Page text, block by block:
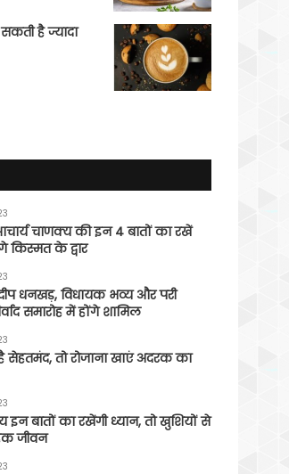
है ज्यादा
चाणक्य की इन 4 बातों का रखें
किस्मत के द्वार
धनखड़, विधायक भव्य और परी
समारोह में होंगे शामिल
है सेहतमंद, तो रोजाना खाएं अदरक का
बातों का रखेंगी ध्यान, तो खुशियों से
जीवन